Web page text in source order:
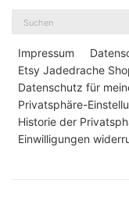
Impressum
Etsy Jadedrache
Datenschutz für
Privatsphäre-
Historie der
Einwilligungen